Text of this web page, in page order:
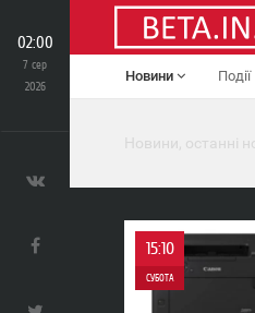
Новини Події
02:00
7 сер
2026
Новини, останні
15:10
СУБОТА